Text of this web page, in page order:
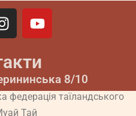
I
n
t
a
g
r
Y
o
t
u
b
e
8/10
федерація таїландського
Тай